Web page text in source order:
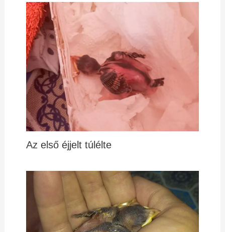
Az első éjjelt túlélte